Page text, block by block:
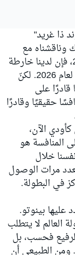
ذا غريد"
على ذلك وناقشناه مع
الفريق، وبقدر ما وضعنا هدفًا لعام 2030، فإن لدينا خارطة
طريق للوصول إليه، كما أن لدينا أهدافًا لعام 2026. لكنّ
قادرًا على
حقيقيًا وقادرًا
الأول كأودي الآن،
المنافسة هو
خلال
مرات الوصول
في البطولة.
عليها بينوتو.
العالم لا يتطلب
فحسب، بل
ومن الطبيعي أن